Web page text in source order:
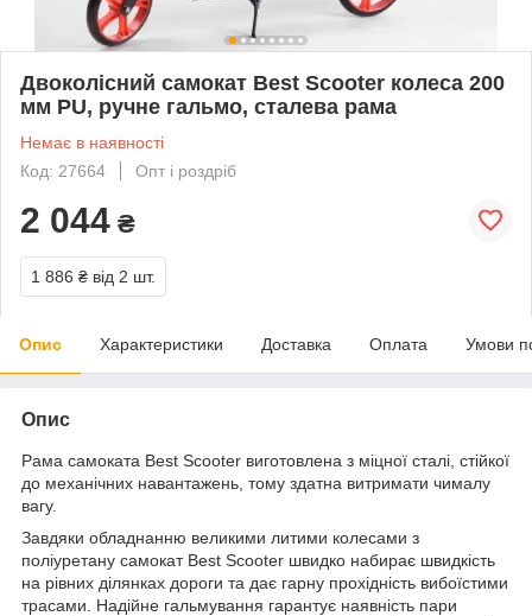
Двоколісний самокат Best Scooter колеса 200
мм PU, ручне гальмо, сталева рама
Немає в наявності
Код: 27664
Опт і роздріб
2 044 ₴
1 886 ₴ від 2 шт.
Опис Характеристики Доставка Оплата Умови
Опис
Рама самоката Best Scooter виготовлена з міцної сталі, стійкої
до механічних навантажень, тому здатна витримати чималу
вагу.
Завдяки обладнанню великими литими колесами з
поліуретану самокат Best Scooter швидко набирає швидкість
на рівних ділянках дороги та дає гарну прохідність вибоїстими
трасами. Надійне гальмування гарантує наявність пари